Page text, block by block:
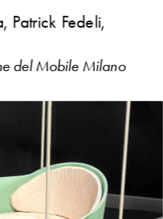
, Patrick Fedeli,
del Mobile Milano